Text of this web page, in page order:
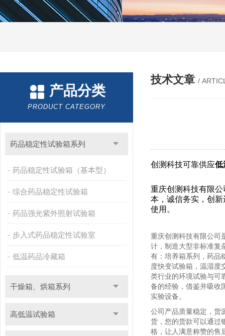
产品分类
PRODUCT CATEGORY
药品稳定性试验箱系列
药品稳定性试验箱（基本型）
综合药品稳定性试验箱
药品强光紫外照射试验箱
步入式药品稳定性试验室
低温药品冷藏箱
干燥箱、烘箱系列
高低温试验箱
技术文章 /
创测科技可靠供应低
重庆创测科技有限
本，诚信务实，创
使用。
重庆创测科技有限公司
计，制造大型非标准复
有：培养箱系列，药品
度快变试验箱，温湿
类行业的环境试验与可
备的经验，借鉴并吸收
实验设备。
公司产品质量稳定，货
货，您的货款可以通过
格，让人满意称赞的售